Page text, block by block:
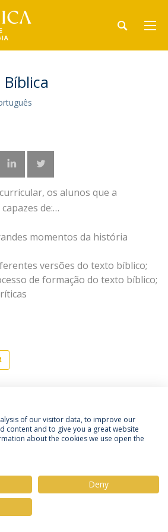
os alunos que a
de:
momentos da história
versões do texto bíblico;
de formação do texto bíblico;
Termos & Condições
Católica Portuguesa
of our visitor data, to improve our
content and to give you a great website
about the cookies we use open the
Deny